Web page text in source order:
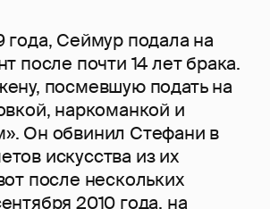
года, Сеймур подала на
после почти 14 лет брака.
посмевшую подать на
наркоманкой и
Он обвинил Стефани в
искусства из их
после нескольких
2010 года, на